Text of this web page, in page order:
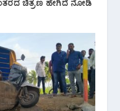
ಚಿತ್ರಣ ಹೇಗಿದೆ ನೋಡಿ